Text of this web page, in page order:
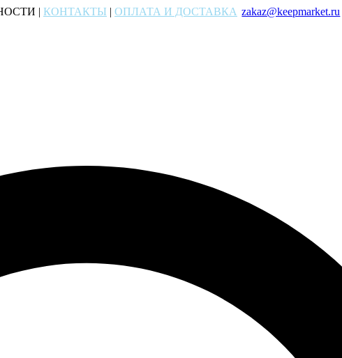
| КОНТАКТЫ | ОПЛАТА И ДОСТАВКА zakaz@keepmarket.ru